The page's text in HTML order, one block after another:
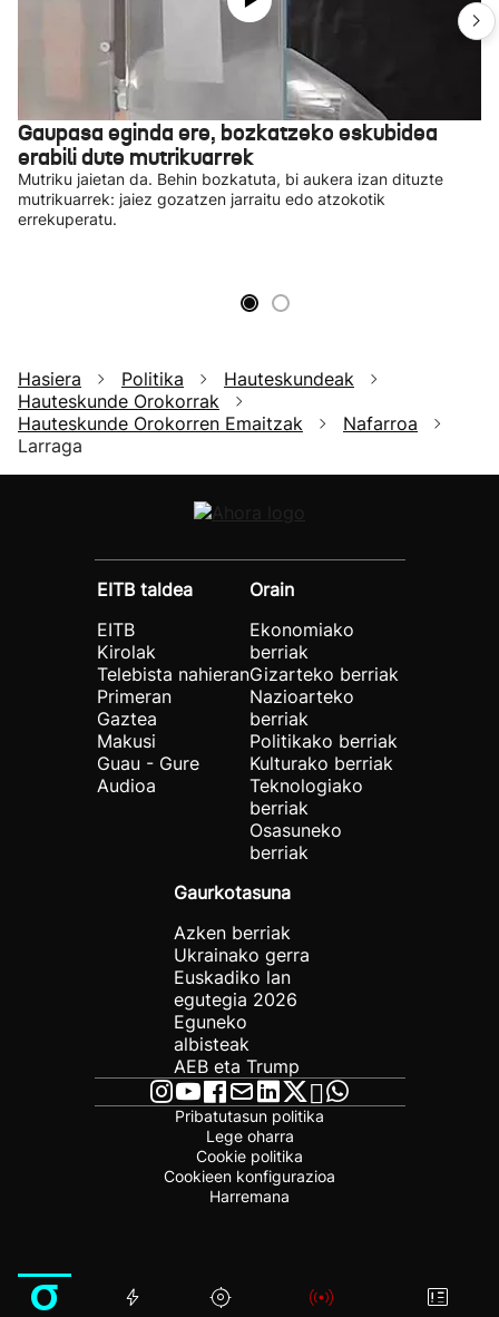
Gaupasa eginda ere, bozkatzeko eskubidea
erabili dute mutrikuarrek
Mutriku jaietan da. Behin bozkatuta, bi aukera izan dituzte
mutrikuarrek: jaiez gozatzen jarraitu edo atzokotik
errekuperatu.
Hasiera Politika
Hauteskundeak
Hauteskunde Orokorrak
Hauteskunde Orokorren Emaitzak
Nafarroa
Larraga
EITB taldea
EITB
Kirolak
Telebista nahieran
Primeran
Gaztea
Makusi
Guau - Gure
Audioa
Orain
Ekonomiako
berriak
Gizarteko berriak
Nazioarteko
berriak
Politikako berriak
Kulturako berriak
Teknologiako
berriak
Osasuneko
berriak
Gaurkotasuna
Azken berriak
Ukrainako gerra
Euskadiko lan
egutegia 2026
Eguneko
albisteak
AEB eta Trump
Pribatutasun politika
Lege oharra
Cookie politika
Cookieen konfigurazioa
Harremana